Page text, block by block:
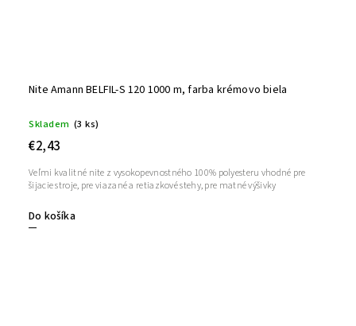
Nite Amann BELFIL-S 120 1000 m, farba krémovo biela
Skladem (3 ks)
€2,43
Do košíka
Veľmi kvalitné nite z vysokopevnostného 100% polyesteru vhodné pre
šijacie stroje, pre viazané a retiazkové stehy, pre matné výšivky